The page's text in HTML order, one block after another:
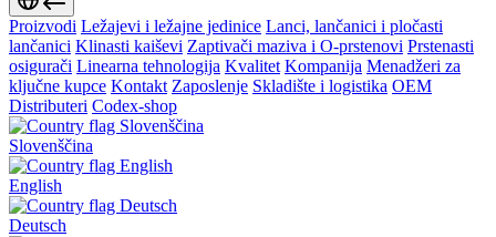
Proizvodi Ležajevi i ležajne jedinice Lanci, lančanici i pločasti
lančanici Klinasti kaiševi Zaptivači maziva i O-prstenovi Prstenasti
osigurači Linearna tehnologija Kvalitet Kompanija Menadžeri za
ključne kupce Kontakt Zaposlenje Skladište i logistika OEM
Distributeri Codex-shop
Slovenščina
English
Deutsch